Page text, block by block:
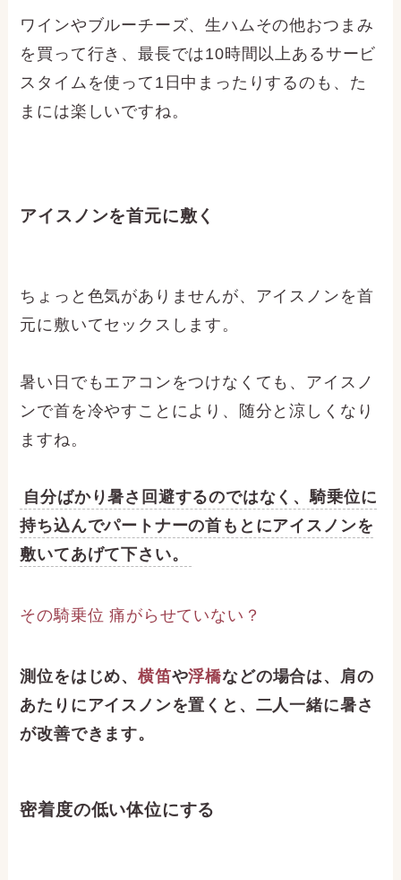
ワインやブルーチーズ、生ハムその他おつまみ
を買って行き、最長では10時間以上あるサービ
スタイムを使って1日中まったりするのも、た
まには楽しいですね。
アイスノンを首元に敷く
ちょっと色気がありませんが、アイスノンを首
元に敷いてセックスします。
暑い日でもエアコンをつけなくても、アイスノ
ンで首を冷やすことにより、随分と涼しくなり
ますね。
自分ばかり暑さ回避するのではなく、騎乗位に
持ち込んでパートナーの首もとにアイスノンを
敷いてあげて下さい。
その騎乗位 痛がらせていない？
測位をはじめ、横笛や浮橋などの場合は、肩の
あたりにアイスノンを置くと、二人一緒に暑さ
が改善できます。
密着度の低い体位にする